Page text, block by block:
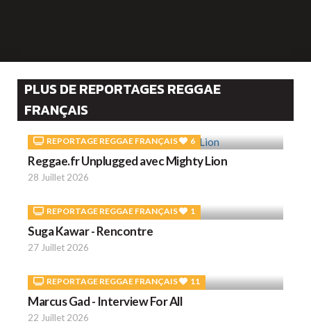
PLUS DE REPORTAGES REGGAE
FRANÇAIS
REPORTAGE REGGAE FRANÇAIS 6
Reggae.fr Unplugged avec Mighty Lion
28 Juillet 2026
REPORTAGE REGGAE FRANÇAIS 1
Suga Kawar - Rencontre
27 Juillet 2026
REPORTAGE REGGAE FRANÇAIS 11
Marcus Gad - Interview For All
22 Juillet 2026